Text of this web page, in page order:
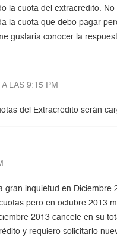
la cuota del extracredito.
la cuota que debo pagar
gustaria conocer la
LAS 9:15 PM
del Extracrédito serán
gran inquietud en
pero en octubre 2013
2013 cancele en su
y requiero solicitarlo